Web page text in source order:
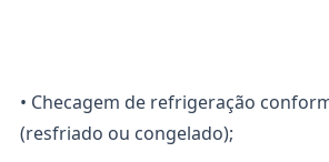
• Checagem de refrigeração
(resfriado ou congelado);